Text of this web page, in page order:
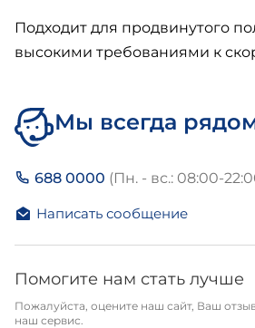
Охрана
Помощь
Новости
Подходит для продвинутого
высокими требованиями к
Мы всегда
688 0000 (Пн. - вс.: 08:00-
Написать сообщение
Помогите нам стать лучше
Пожалуйста, оцените наш сайт, Ваш
наш сервис.